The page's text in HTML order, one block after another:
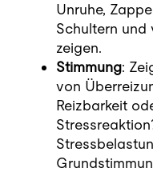
Unruhe,
Schultern und
zeigen.
Stimmung:
von
Reizbarkeit